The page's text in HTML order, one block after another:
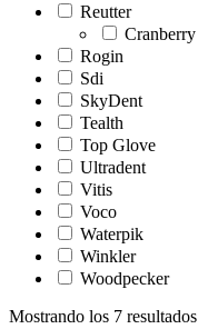
Reutter
Cranberry
Rogin
Sdi
SkyDent
Tealth
Top Glove
Ultradent
Vitis
Voco
Waterpik
Winkler
Woodpecker
Mostrando los 7 resultados